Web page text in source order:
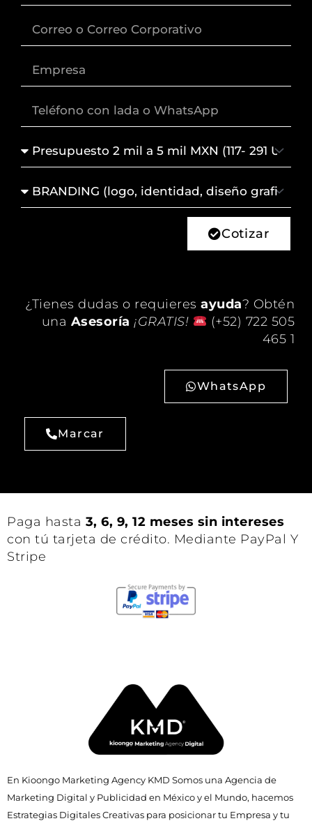
de
Cotizar
¿Tienes dudas o requieres ayuda? Obtén
una Asesoría ¡GRATIS!
(+52) 722 505
465 1
WhatsApp
Marcar
Paga hasta 3, 6, 9, 12 meses sin intereses
con tú tarjeta de crédito. Mediante PayPal Y
Stripe
En Kioongo Marketing Agency KMD Somos una Agencia de
Marketing Digital y Publicidad en México y el Mundo, hacemos
Estrategias Digitales Creativas para posicionar tu Empresa y tu